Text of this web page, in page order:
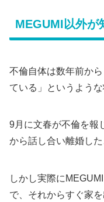
MEGUMI以外が
不倫自体は数年前か
ている」というよう
9月に文春が不倫を報
から話し合い離婚し
しかし実際に
で、それからすぐ家を